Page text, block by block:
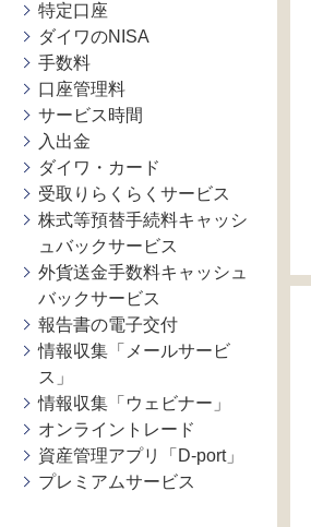
特定口座
ダイワのNISA
手数料
口座管理料
サービス時間
入出金
ダイワ・カード
受取りらくらくサービス
株式等預替手続料キャッシ
ュバックサービス
外貨送金手数料キャッシュ
バックサービス
報告書の電子交付
情報収集「メールサービ
ス」
情報収集「ウェビナー」
オンライントレード
資産管理アプリ「D-port」
プレミアムサービス